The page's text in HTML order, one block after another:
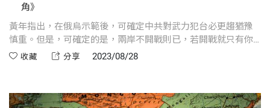
角》
黃年指出，在俄烏示範後，可確定中共對武力犯台必更趨猶豫
慎重。但是，可確定的是，兩岸不開戰則已，若開戰就只有你
死我活。一旦開戰，台灣就必須預定終戰指導。此戰是要實現
華民國兩頭落空？
收藏 分享 2023/08/28